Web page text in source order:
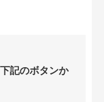
記のボタンか